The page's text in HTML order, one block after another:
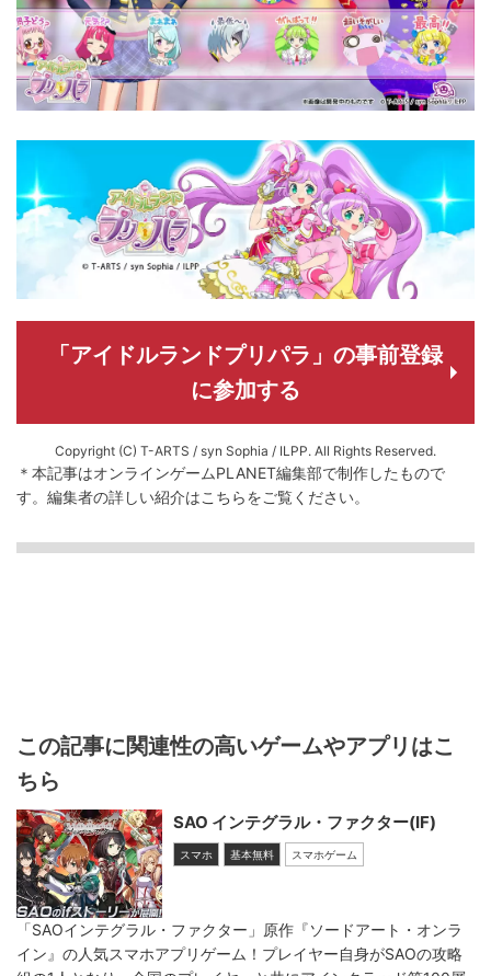
「アイドルランドプリパラ」の事前登録
に参加する
Copyright (C) T-ARTS / syn Sophia / ILPP. All Rights Reserved.
＊本記事はオンラインゲームPLANET編集部で制作したもので
す。 編集者の詳しい紹介はこちらをご覧ください。
この記事に関連性の高いゲームやアプリはこ
ちら
SAO インテグラル・ファクター(IF)
スマホ 基本無料 スマホゲーム
「SAOインテグラル・ファクター」原作『ソードアート・オンラ
イン』の人気スマホアプリゲーム！プレイヤー自身がSAOの攻略